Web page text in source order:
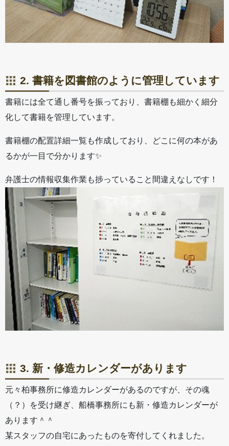
2. 書籍を図書館のように管理しています
書籍には全て通し番号を振っており、書籍棚も細かく細分
化して書籍を管理しています。
書籍棚の配置詳細一覧も作成しており、どこに何の本があ
るかが一目で分かります✨
弁護士の情報収集作業も捗っていること間違えなしです！
3. 新・修造カレンダーがあります
元々柏事務所に修造カレンダーがあるのですが、その魂
（？）を受け継ぎ、船橋事務所にも新・修造カレンダーが
あります＾＾
某スタッフの自宅にあったものを寄付してくれました。